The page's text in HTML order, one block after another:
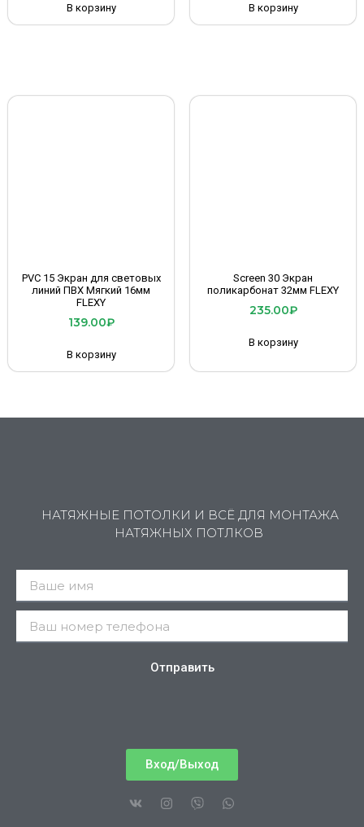
В корзину В корзину
PVC 15 Экран для световых
линий ПВХ Мягкий 16мм
FLEXY
139.00₽
В корзину
Screen 30 Экран
поликарбонат 32мм FLEXY
235.00₽
В корзину
НАТЯЖНЫЕ ПОТОЛКИ И ВСЁ ДЛЯ МОНТАЖА
НАТЯЖНЫХ ПОТЛКОВ
Отправить
Вход/Выход